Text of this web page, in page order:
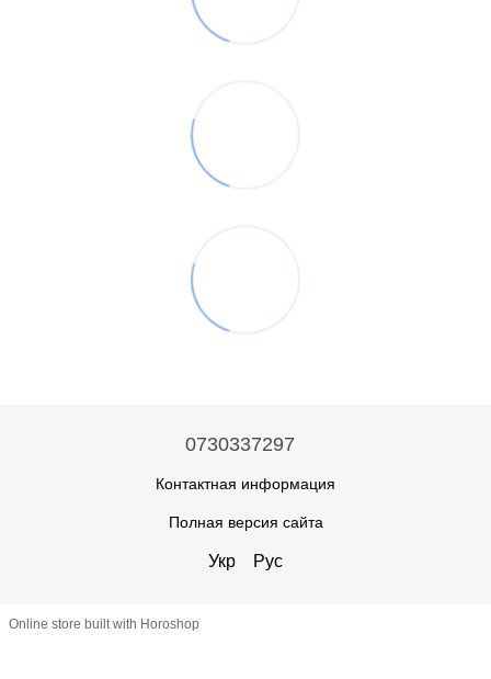
0730337297
Контактная информация
Полная версия сайта
Укр Рус
Online store built with Horoshop